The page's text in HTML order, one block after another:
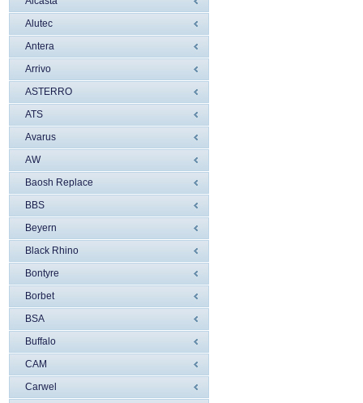
Alutec
Antera
Arrivo
ASTERRO
ATS
Avarus
AW
Baosh Replace
BBS
Beyern
Black Rhino
Bontyre
Borbet
BSA
Buffalo
CAM
Carwel